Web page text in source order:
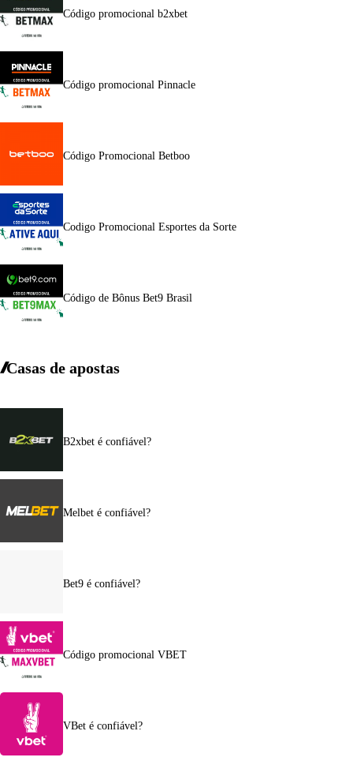
Código promocional b2xbet
Código promocional Pinnacle
Código Promocional Betboo
Codigo Promocional Esportes da Sorte
Código de Bônus Bet9 Brasil
Casas de apostas
B2xbet é confiável?
Melbet é confiável?
Bet9 é confiável?
Código promocional VBET
VBet é confiável?